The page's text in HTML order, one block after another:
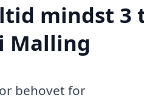
mindst 3
Malling
behovet for